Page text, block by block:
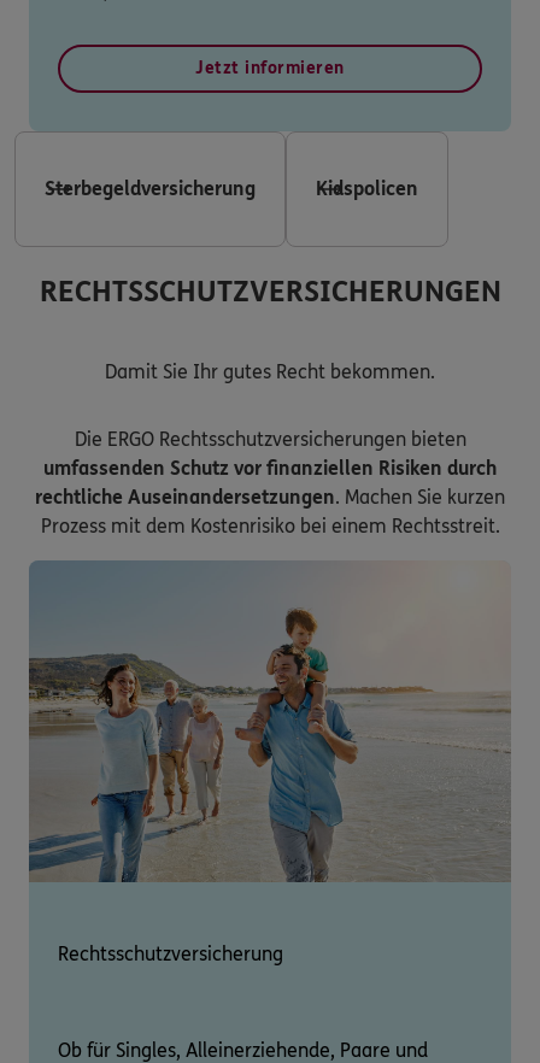
Jetzt informieren
Sterbegeldversicherung Kidspolicen
RECHTSSCHUTZVERSICHERUNGEN
Damit Sie Ihr gutes Recht bekommen.
Die ERGO Rechtsschutzversicherungen bieten
umfassenden Schutz vor finanziellen Risiken durch
rechtliche Auseinandersetzungen. Machen Sie kurzen
Prozess mit dem Kostenrisiko bei einem Rechtsstreit.
Rechtsschutzversicherung
Ob für Singles, Alleinerziehende, Paare und